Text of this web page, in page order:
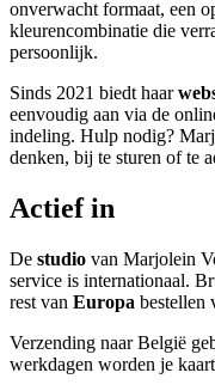
onverwacht formaat, een
kleurencombinatie die
persoonlijk.
Sinds 2021 biedt haar
eenvoudig aan via de
indeling. Hulp nodig?
denken, bij te sturen of te
Actief in
De studio van Marjolein
service is internationaal.
rest van Europa bestellen
Verzending naar België
werkdagen worden je